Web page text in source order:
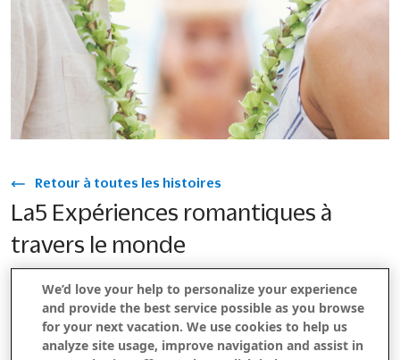
Retour à toutes les histoires
La5 Expériences romantiques à
travers le monde
Janvier 28, 2020
Le vent murmure à travers les palmiers qui se balancent
We’d love your help to personalize your experience
and provide the best service possible as you browse
for your next vacation. We use cookies to help us
analyze site usage, improve navigation and assist in